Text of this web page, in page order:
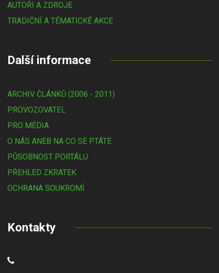
AUTOŘI A ZDROJE
TRADIČNÍ A TÉMATICKÉ AKCE
Další informace
ARCHIV ČLÁNKŮ (2006 - 2011)
PROVOZOVATEL
PRO MÉDIA
O NÁS ANEB NA CO SE PTÁTE
PŮSOBNOST PORTÁLU
PŘEHLED ZKRATEK
OCHRANA SOUKROMÍ
Kontakty